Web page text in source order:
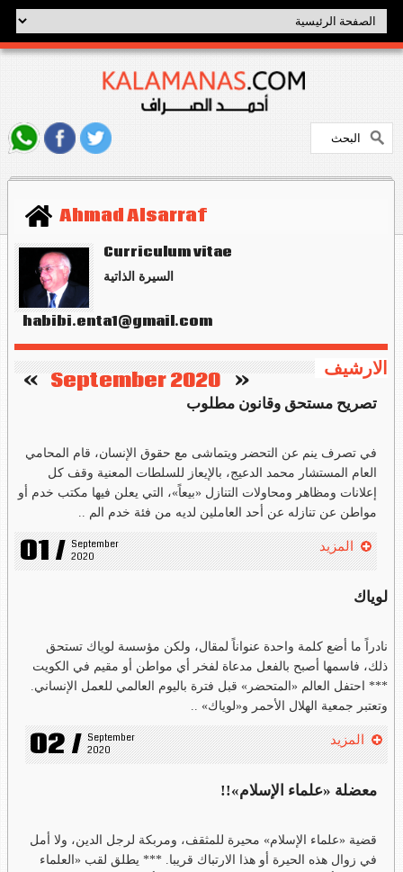
Ahmad Alsarraf
Curriculum vitae
السيرة الذاتية
habibi.enta1@gmail.com
الارشيف «
September 2020
»
تصريح مستحق وقانون مطلوب
في تصرف ينم عن التحضر ويتماشى مع حقوق الإنسان، قام المحامي
العام المستشار محمد الدعيج، بالإيعاز للسلطات المعنية وقف كل
إعلانات ومظاهر ومحاولات التنازل «بيعاً»، التي يعلن فيها مكتب خدم أو
مواطن عن تنازله عن أحد العاملين لديه من فئة خدم الم ..
01 / September
2020
المزيد
لوياك
نادراً ما أضع كلمة واحدة عنواناً لمقال، ولكن مؤسسة لوياك تستحق
ذلك، فاسمها أصبح بالفعل مدعاة لفخر أي مواطن أو مقيم في الكويت
*** احتفل العالم «المتحضر» قبل فترة باليوم العالمي للعمل الإنساني.
وتعتبر جمعية الهلال الأحمر و«لوياك» ..
02 / September
2020
المزيد
معضلة «علماء الإسلام»!!
قضية «علماء الإسلام» محيرة للمثقف، ومربكة لرجل الدين، ولا أمل
في زوال هذه الحيرة أو هذا الارتباك قريبا. *** يطلق لقب «العلماء